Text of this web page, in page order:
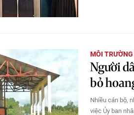
MÔI TRƯỜNG
Người
bỏ
Nhiều cán bộ,
việc Ủy ban